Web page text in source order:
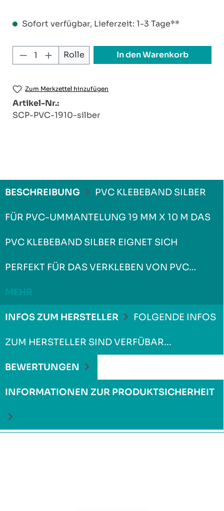
Sofort verfügbar, Lieferzeit: 1-3 Tage**
Produkt Anzahl: Gib den
Rolle In den Warenkorb
Zum Merkzettel hinzufügen
Artikel-Nr.:
SCP-PVC-1910-silber
BESCHREIBUNG PVC KLEBEBAND SILBER
FÜR PVC-UMMANTELUNG 19 MM X 10 M DAS
PVC KLEBEBAND SILBER EIGNET SICH
PERFEKT FÜR DAS VERKLEBEN VON PVC…
INFOS ZUM HERSTELLER FOLGENDE INFOS
ZUM HERSTELLER SIND VERFÜBAR...
BEWERTUNGEN
INFORMATIONEN ZUR PRODUKTSICHERHEIT